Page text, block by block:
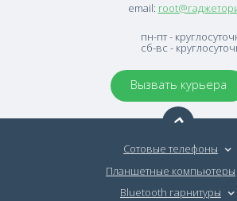
email:
пн-пт -
сб-вс -
Вызвать курьера
Сотовые телефоны
Планшетные компьютеры
Bluetooth гарнитуры